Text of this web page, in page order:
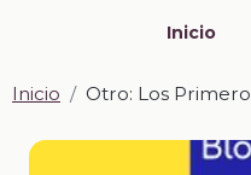
Inicio
Inicio Otro: Los